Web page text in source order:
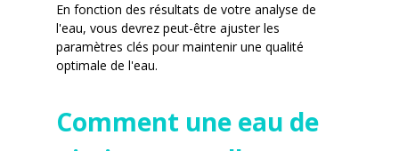
En fonction des résultats de votre analyse de
l'eau, vous devrez peut-être ajuster les
paramètres clés pour maintenir une qualité
optimale de l'eau.
Comment une eau de